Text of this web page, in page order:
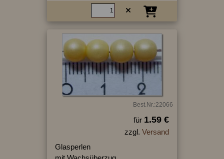
Best.Nr.:22066
für 1.59 €
zzgl. Versand
Glasperlen